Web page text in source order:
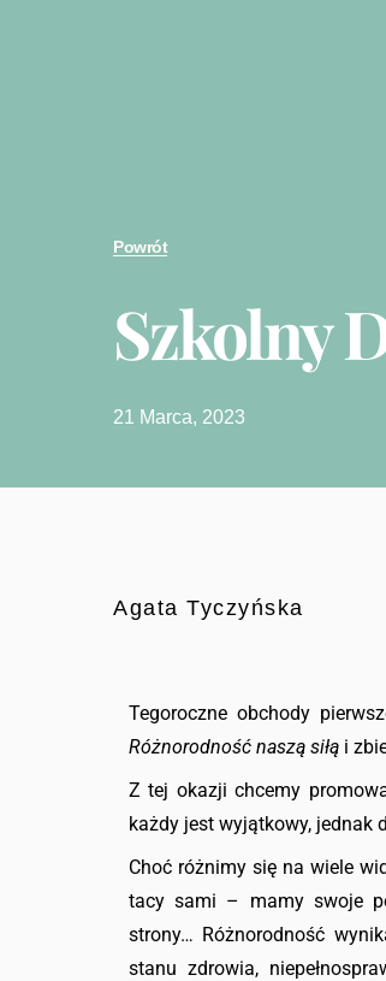
Powrót
Szkolny
21 Marca, 2023
Agata Tyczyńska
Tegoroczne obchody
Różnorodność naszą siłąi
Z tej okazji chcemy
każdy jest wyjątkowy, jednak
Choć różnimy się na wiele
tacy sami – mamy swoje
strony… Różnorodność
stanu zdrowia,